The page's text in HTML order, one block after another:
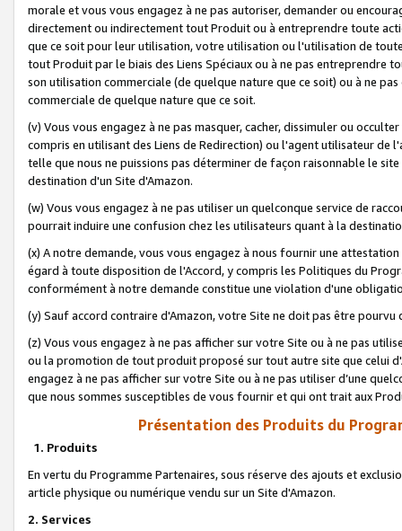
morale et vous vous engagez à ne pas autoriser, demander ou
directement ou indirectement tout Produit ou à entreprendre toute
que ce soit pour leur utilisation, votre utilisation ou l'utilisation de
tout Produit par le biais des Liens Spéciaux ou à ne pas entreprendre
son utilisation commerciale (de quelque nature que ce soit) ou à ne
commerciale de quelque nature que ce soit.
(v) Vous vous engagez à ne pas masquer, cacher, dissimuler ou
compris en utilisant des Liens de Redirection) ou l'agent utilisateur
telle que nous ne puissions pas déterminer de façon raisonnable le
destination d'un Site d'Amazon.
(w) Vous vous engagez à ne pas utiliser un quelconque service de
pourrait induire une confusion chez les utilisateurs quant à la
(x) A notre demande, vous vous engagez à nous fournir une
égard à toute disposition de l'Accord, y compris les Politiques du
conformément à notre demande constitue une violation d'une
(y) Sauf accord contraire d'Amazon, votre Site ne doit pas être
(z) Vous vous engagez à ne pas afficher sur votre Site ou à ne pas
ou la promotion de tout produit proposé sur tout autre site que celui
engagez à ne pas afficher sur votre Site ou à ne pas utiliser d’une
que nous sommes susceptibles de vous fournir et qui ont trait aux
Présentation des Produits du
1. Produits
En vertu du Programme Partenaires, sous réserve des ajouts et
article physique ou numérique vendu sur un Site d'Amazon.
2. Services